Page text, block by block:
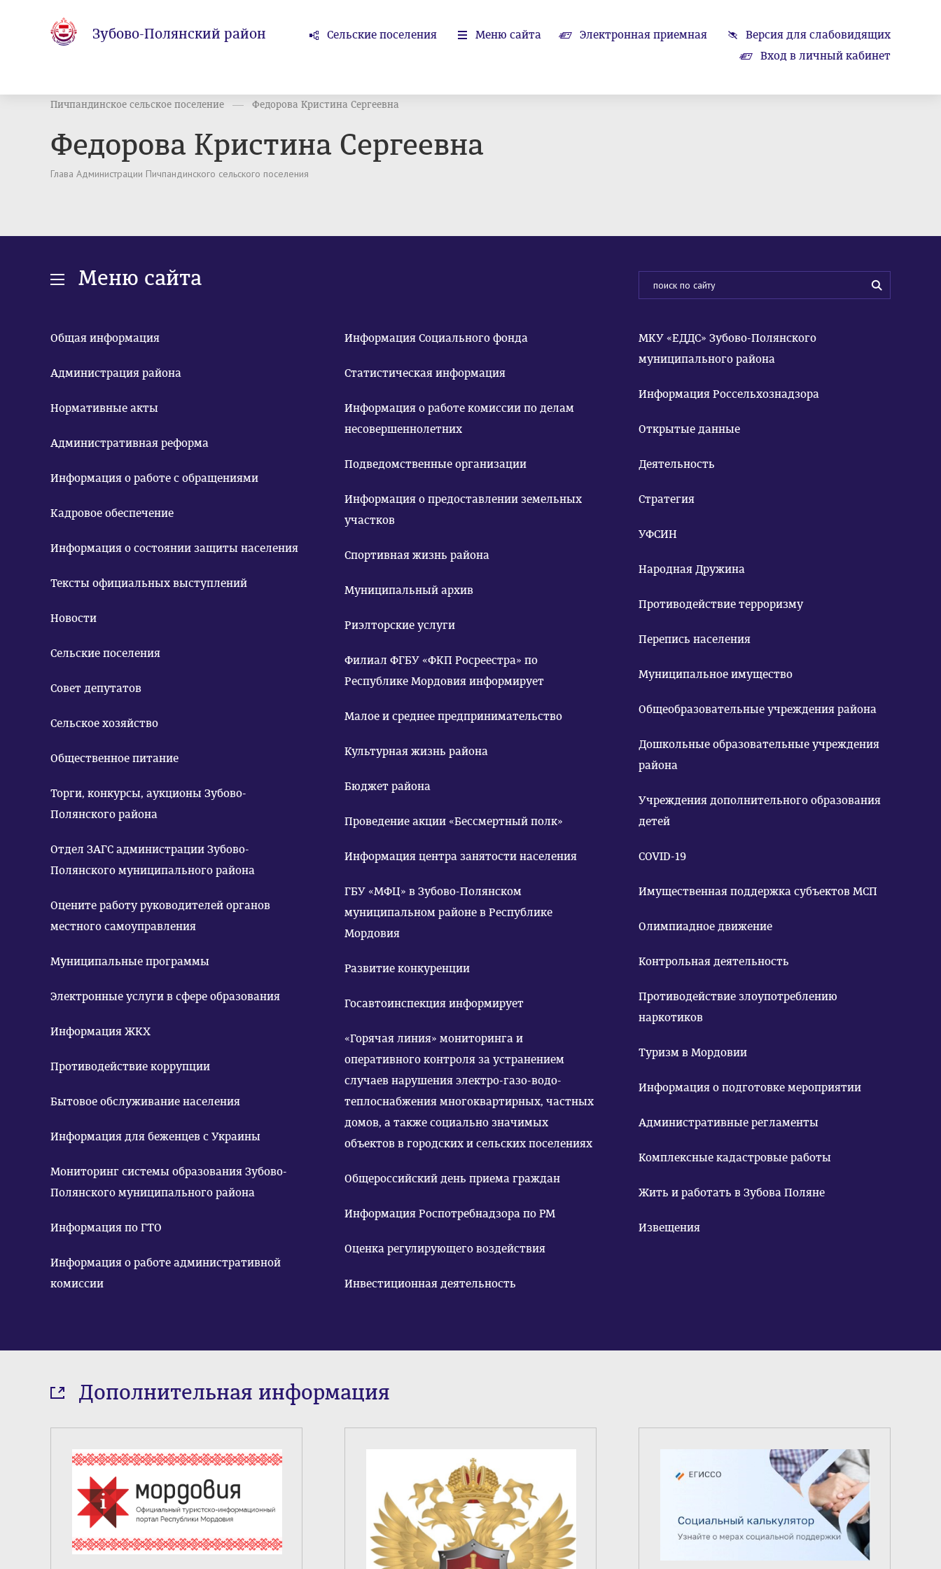
Зубово-Полянский район Сельские поселения Меню сайта Электронная приемная
Версия для слабовидящих
Вход в личный кабинет
Пичпандинское сельское поселение Федорова Кристина Сергеевна
Федорова Кристина Сергеевна
Глава Администрации Пичпандинского сельского поселения
Меню сайта
Общая информация
Администрация района
Нормативные акты
Административная реформа
Информация о работе с обращениями
Кадровое обеспечение
Информация о состоянии защиты населения
Тексты официальных выступлений
Новости
Сельские поселения
Совет депутатов
Сельское хозяйство
Общественное питание
Торги, конкурсы, аукционы Зубово-
Полянского района
Отдел ЗАГС администрации Зубово-
Полянского муниципального района
Оцените работу руководителей органов
местного самоуправления
Муниципальные программы
Электронные услуги в сфере образования
Информация ЖКХ
Противодействие коррупции
Бытовое обслуживание населения
Информация для беженцев с Украины
Мониторинг системы образования Зубово-
Полянского муниципального района
Информация по ГТО
Информация о работе административной
комиссии
Информация Социального фонда
Статистическая информация
Информация о работе комиссии по делам
несовершеннолетних
Подведомственные организации
Информация о предоставлении земельных
участков
Спортивная жизнь района
Муниципальный архив
Риэлторские услуги
Филиал ФГБУ «ФКП Росреестра» по
Республике Мордовия информирует
Малое и среднее предпринимательство
Культурная жизнь района
Бюджет района
Проведение акции «Бессмертный полк»
Информация центра занятости населения
ГБУ «МФЦ» в Зубово-Полянском
муниципальном районе в Республике
Мордовия
Развитие конкуренции
Госавтоинспекция информирует
«Горячая линия» мониторинга и
оперативного контроля за устранением
случаев нарушения электро-газо-водо-
теплоснабжения многоквартирных, частных
домов, а также социально значимых
объектов в городских и сельских поселениях
Общероссийский день приема граждан
Информация Роспотребнадзора по РМ
Оценка регулирующего воздействия
Инвестиционная деятельность
МКУ «ЕДДС» Зубово-Полянского
муниципального района
Информация Россельхознадзора
Открытые данные
Деятельность
Стратегия
УФСИН
Народная Дружина
Противодействие терроризму
Перепись населения
Муниципальное имущество
Общеобразовательные учреждения района
Дошкольные образовательные учреждения
района
Учреждения дополнительного образования
детей
COVID-19
Имущественная поддержка субъектов МСП
Олимпиадное движение
Контрольная деятельность
Противодействие злоупотреблению
наркотиков
Туризм в Мордовии
Информация о подготовке мероприятии
Административные регламенты
Комплексные кадастровые работы
Жить и работать в Зубова Поляне
Извещения
Дополнительная информация